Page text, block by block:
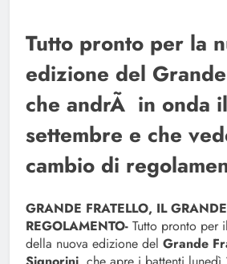
Tutto pronto per la
edizione del
che andrÃ in onda
settembre e che
cambio di
GRANDE FRATELLO, IL
REGOLAMENTO- Tutto pronto per
della nuova edizione del Grande